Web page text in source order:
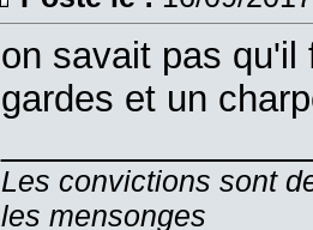
on savait pas qu'il
gardes et un
Les convictions sont
les mensonges